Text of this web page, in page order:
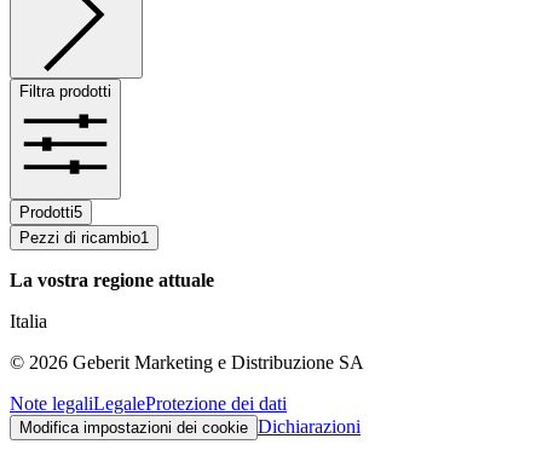
Filtra prodotti
Prodotti5
Pezzi di ricambio1
La vostra regione attuale
Italia
© 2026 Geberit Marketing e Distribuzione SA
Note legaliLegaleProtezione dei dati
Modifica impostazioni dei cookie Dichiarazioni